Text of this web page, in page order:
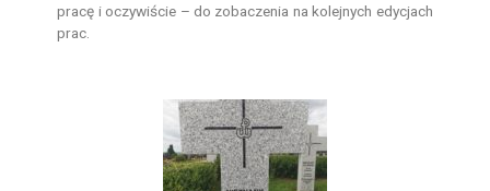
pracę i oczywiście – do zobaczenia na kolejnych edycjach
prac.